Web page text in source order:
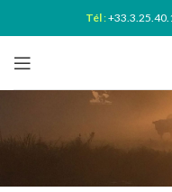
Tél: